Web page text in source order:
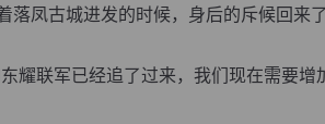
凤古城进发的时候，身后的斥候回来
联军已经追了过来，我们现在需要增